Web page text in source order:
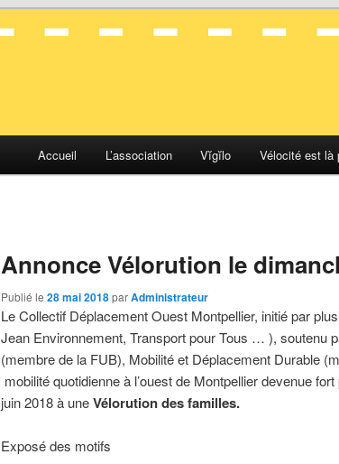
Aller
principal
Aller
secondaire
Accueil L’association Vĭgĭlo Vélocité est là
Annonce Vélorution le
Publié le 28 mai 2018parAdministrateur
Le Collectif Déplacement Ouest Montpellier, initié par
Jean Environnement, Transport pour Tous … ), soutenu
(membre de la FUB), Mobilité et Déplacement Durable
mobilité quotidienne à l’ouest de Montpellier devenue
juin 2018 à uneVélorution des familles.
Exposé des motifs